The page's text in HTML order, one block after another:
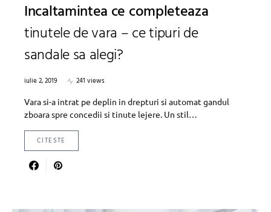
Incaltamintea ce completeaza
tinutele de vara – ce tipuri de
sandale sa alegi?
iulie 2, 2019
241 views
Vara si-a intrat pe deplin in drepturi si automat gandul
zboara spre concedii si tinute lejere. Un stil…
CITESTE